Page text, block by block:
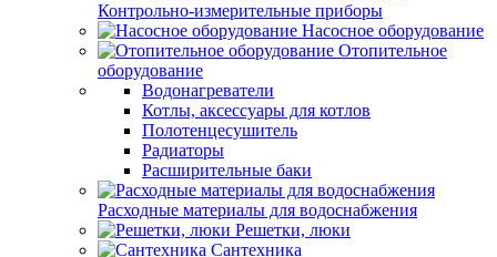
Контрольно-измерительные приборы
Насосное оборудование
Отопительное
оборудование
Водонагреватели
Котлы, аксессуары для котлов
Полотенцесушитель
Радиаторы
Расширительные баки
Расходные материалы для водоснабжения
Решетки, люки
Сантехника